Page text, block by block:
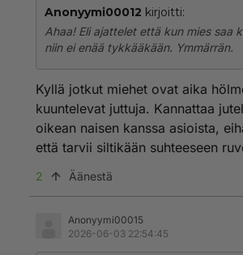
Anonyymi00012 kirjoitti:
Ahaa! Eli ajattelet että kun mies saa
niin ei enää tykkääkään. Ymmärrän.
Kyllä jotkut miehet ovat aika
kuuntelevat juttuja. Kannattaa
oikean naisen kanssa asioista,
että tarvii siltikään suhteeseen
2 Äänestä
Anonyymi00015
2026-06-03 22:54:45